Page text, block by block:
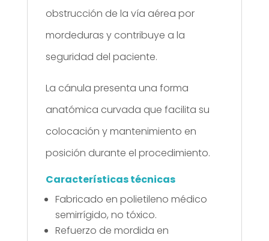
obstrucción de la vía aérea por
mordeduras y contribuye a la
seguridad del paciente.
La cánula presenta una forma
anatómica curvada que facilita su
colocación y mantenimiento en
posición durante el procedimiento.
Características técnicas
Fabricado en polietileno médico
semirrígido, no tóxico.
Refuerzo de mordida en